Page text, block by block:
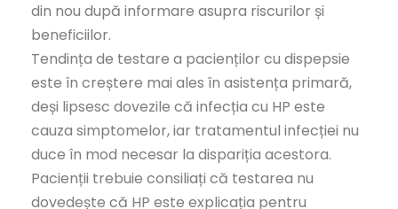
din nou după informare asupra riscurilor și
beneficiilor.
Tendința de testare a pacienților cu dispepsie
este în creștere mai ales în asistența primară,
deși lipsesc dovezile că infecția cu HP este
cauza simptomelor, iar tratamentul infecției nu
duce în mod necesar la dispariția acestora.
Pacienții trebuie consiliați că testarea nu
dovedește că HP este explicația pentru